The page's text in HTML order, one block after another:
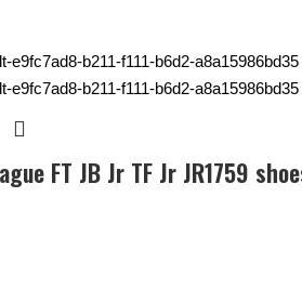
FT JB Jr TF Jr JR1759